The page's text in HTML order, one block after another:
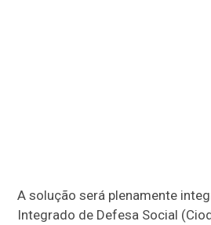
A solução será plenamente
Integrado de Defesa Social